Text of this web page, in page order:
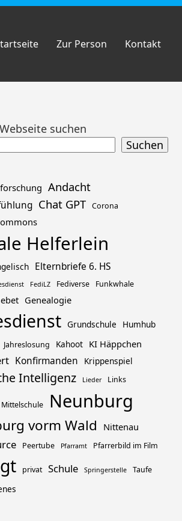
Zur Person Kontakt
suchen
Suchen
Andacht
Chat GPT Corona
Helferlein
Elternbriefe 6. HS
FediLZ Fediverse Funkwhale
Genealogie
Grundschule Humhub
Jahreslosung Kahoot KI Häppchen
Konfirmanden Krippenspiel
Intelligenz Lieder Links
Mittelschule Neunburg
vorm Wald Nittenau
Peertube Pfarramt Pfarrerbild im Film
privat Schule Springerstelle Taufe